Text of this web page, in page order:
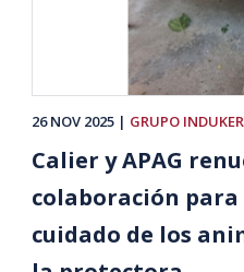
26 NOV 2025 GRUPO
Calier y APAG
colaboración para
cuidado de los